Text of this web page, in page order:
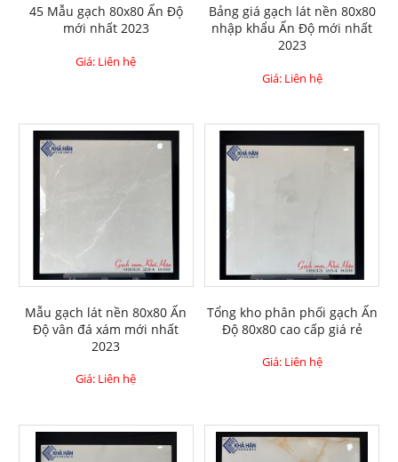
45 Mẫu gạch 80x80 Ấn Độ
mới nhất 2023
Giá: Liên hệ
Bảng giá gạch lát nền 80x80
nhập khẩu Ấn Độ mới nhất
2023
Giá: Liên hệ
Mẫu gạch lát nền 80x80 Ấn
Độ vân đá xám mới nhất
2023
Giá: Liên hệ
Tổng kho phân phối gạch Ấn
Độ 80x80 cao cấp giá rẻ
Giá: Liên hệ